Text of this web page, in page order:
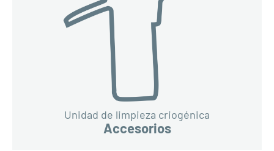
Unidad de limpieza criogénica
Accesorios